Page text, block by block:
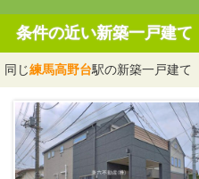
条件の近い新築一戸建て
同じ練馬高野台駅の新築一戸建て